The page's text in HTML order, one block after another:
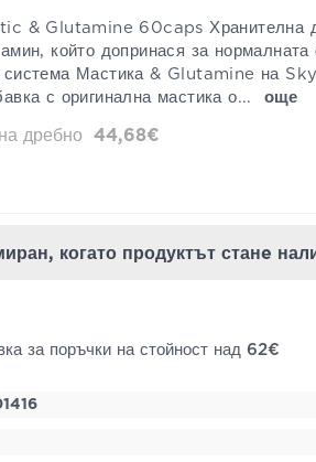
& Glutamine 60caps Хранителна
който допринася за нормалната
система Мастика & Glutamine на
с оригинална мастика о... още
дребно 44,68€
Да бъда информиран, когато продуктът
за поръчки на стойност над 62€